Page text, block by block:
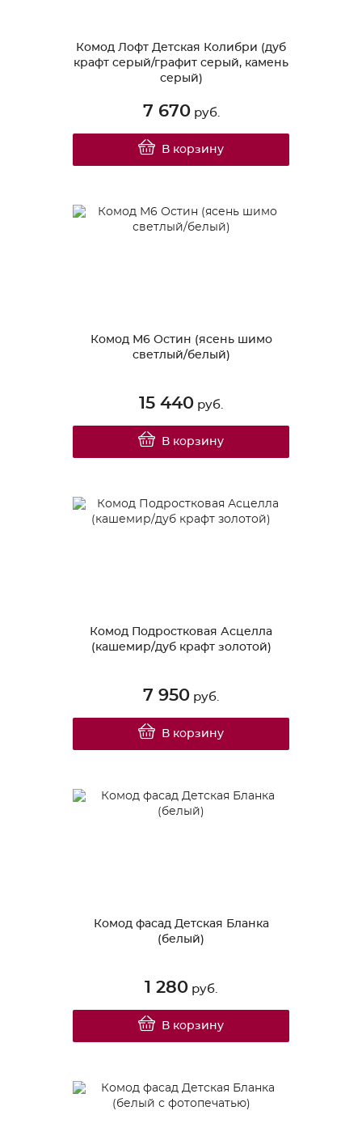
Комод Лофт Детская Колибри (дуб
крафт серый/графит серый, камень
серый)
7 670руб.
В корзину
Комод М6 Остин (ясень шимо
светлый/белый)
15 440 руб.
В корзину
Комод Подростковая Асцелла
(кашемир/дуб крафт золотой)
7 950 руб.
В корзину
Комод фасад Детская Бланка
(белый)
1 280 руб.
В корзину